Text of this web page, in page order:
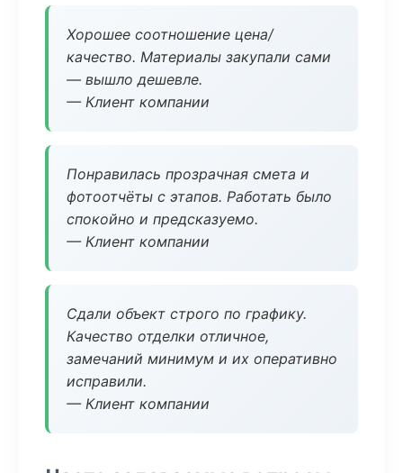
Хорошее соотношение цена/
качество. Материалы закупали сами
— вышло дешевле.
— Клиент компании
Понравилась прозрачная смета и
фотоотчёты с этапов. Работать было
спокойно и предсказуемо.
— Клиент компании
Сдали объект строго по графику.
Качество отделки отличное,
замечаний минимум и их оперативно
исправили.
— Клиент компании